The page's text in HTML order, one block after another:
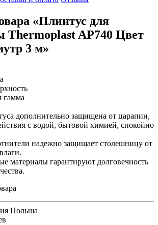
«Плинтус для
Thermoplast AP740 Цвет
3 м»
гамма
дополнительно защищена от царапин,
с водой, бытовой химией, спокойно
надежно защищает столешницу от
материалы гарантируют долговечность
Польша